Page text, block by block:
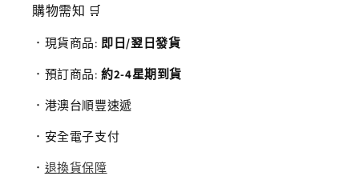
購物需知 🛒
．現貨商品: 即日/翌日發貨
．預訂商品:約2-4星期到貨
．港澳台順豐速遞
．安全電子支付
． 退換貨保障